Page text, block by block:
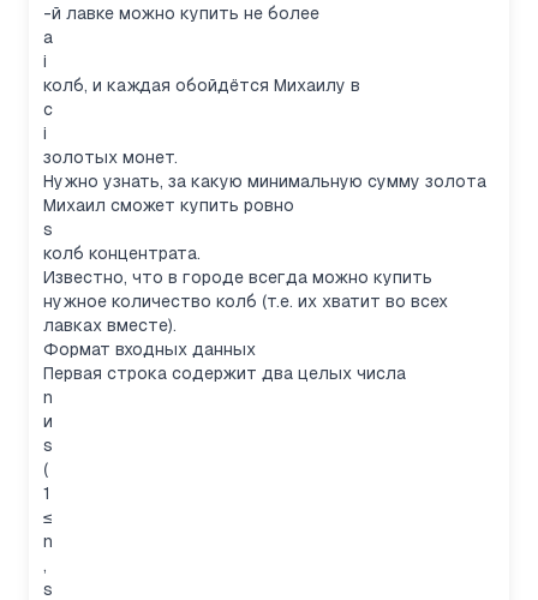
-й лавке можно купить не более
a
i
колб, и каждая обойдётся Михаилу в
c
i
золотых монет.
Нужно узнать, за какую минимальную сумму золота
Михаил сможет купить ровно
s
колб концентрата.
Известно, что в городе всегда можно купить
нужное количество колб (т.е. их хватит во всех
лавках вместе).
Формат входных данных
Первая строка содержит два целых числа
n
и
s
(
1
≤
n
,
s